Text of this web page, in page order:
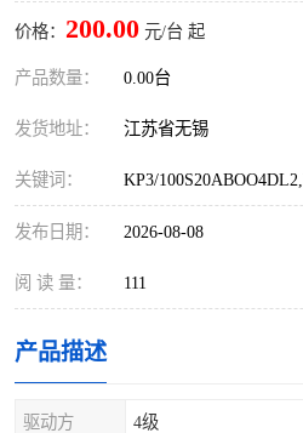
价格： 200.00 元/台 起
产品数量： 0.00台
发货地址： 江苏省无锡
关键词： KP3/
发布日期： 2026-08-08
阅 读 量： 111
产品描述
驱动方 4级